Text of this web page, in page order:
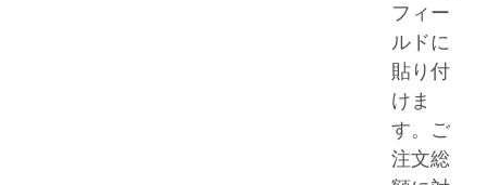
フィー
ルドに
貼り付
けま
す。ご
注文総